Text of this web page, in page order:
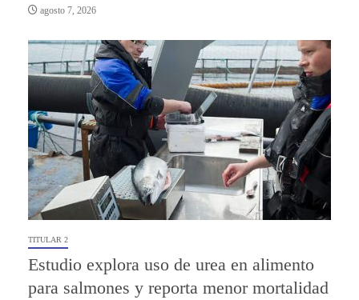
agosto 7, 2026
TITULAR 2
Estudio explora uso de urea en alimento
para salmones y reporta menor mortalidad